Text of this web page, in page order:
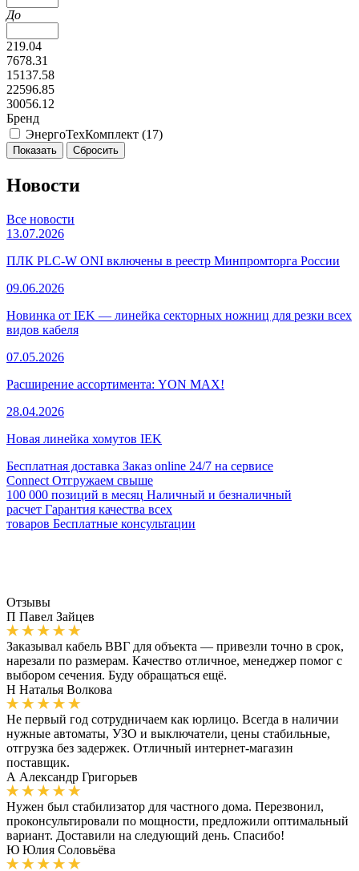
До
219.04
7678.31
15137.58
22596.85
30056.12
Бренд
ЭнергоТехКомплект (17)
Новости
Все новости
13.07.2026
ПЛК PLC-W ONI включены в реестр Минпромторга России
09.06.2026
Новинка от IEK — линейка секторных ножниц для резки всех
видов кабеля
07.05.2026
Расширение ассортимента: YON MAX!
28.04.2026
Новая линейка хомутов IEK
Бесплатная доставка Заказ online 24/7 на сервисе
Connect Отгружаем свыше
100 000 позиций в месяц Наличный и безналичный
расчет Гарантия качества всех
товаров Бесплатные консультации
Отзывы
П Павел Зайцев
Заказывал кабель ВВГ для объекта — привезли точно в срок,
нарезали по размерам. Качество отличное, менеджер помог с
выбором сечения. Буду обращаться ещё.
Н Наталья Волкова
Не первый год сотрудничаем как юрлицо. Всегда в наличии
нужные автоматы, УЗО и выключатели, цены стабильные,
отгрузка без задержек. Отличный интернет-магазин
поставщик.
А Александр Григорьев
Нужен был стабилизатор для частного дома. Перезвонил,
проконсультировали по мощности, предложили оптимальный
вариант. Доставили на следующий день. Спасибо!
Ю Юлия Соловьёва